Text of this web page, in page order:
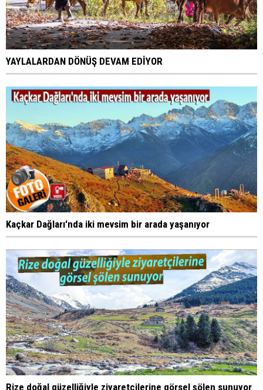
YAYLALARDAN DÖNÜŞ DEVAM EDİYOR
Kaçkar Dağları'nda iki mevsim bir arada yaşanıyor
Rize doğal güzelliğiyle ziyaretçilerine görsel şölen sunuyor